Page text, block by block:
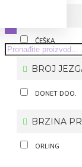
ČEŠKA
BROJ
DONET DOO.
BRZINA
ORLING